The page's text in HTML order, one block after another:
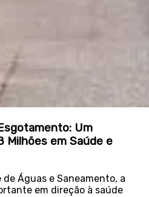
Um
Milhões em Saúde e
Águas e Saneamento, a
em direção à saúde